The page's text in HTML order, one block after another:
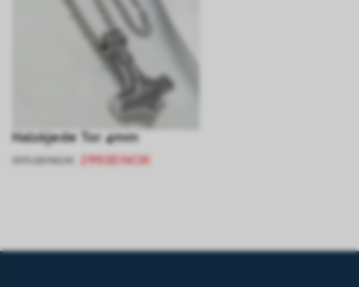
Halskjede Tor 4mm
399.00 NOK 299.00 NOK